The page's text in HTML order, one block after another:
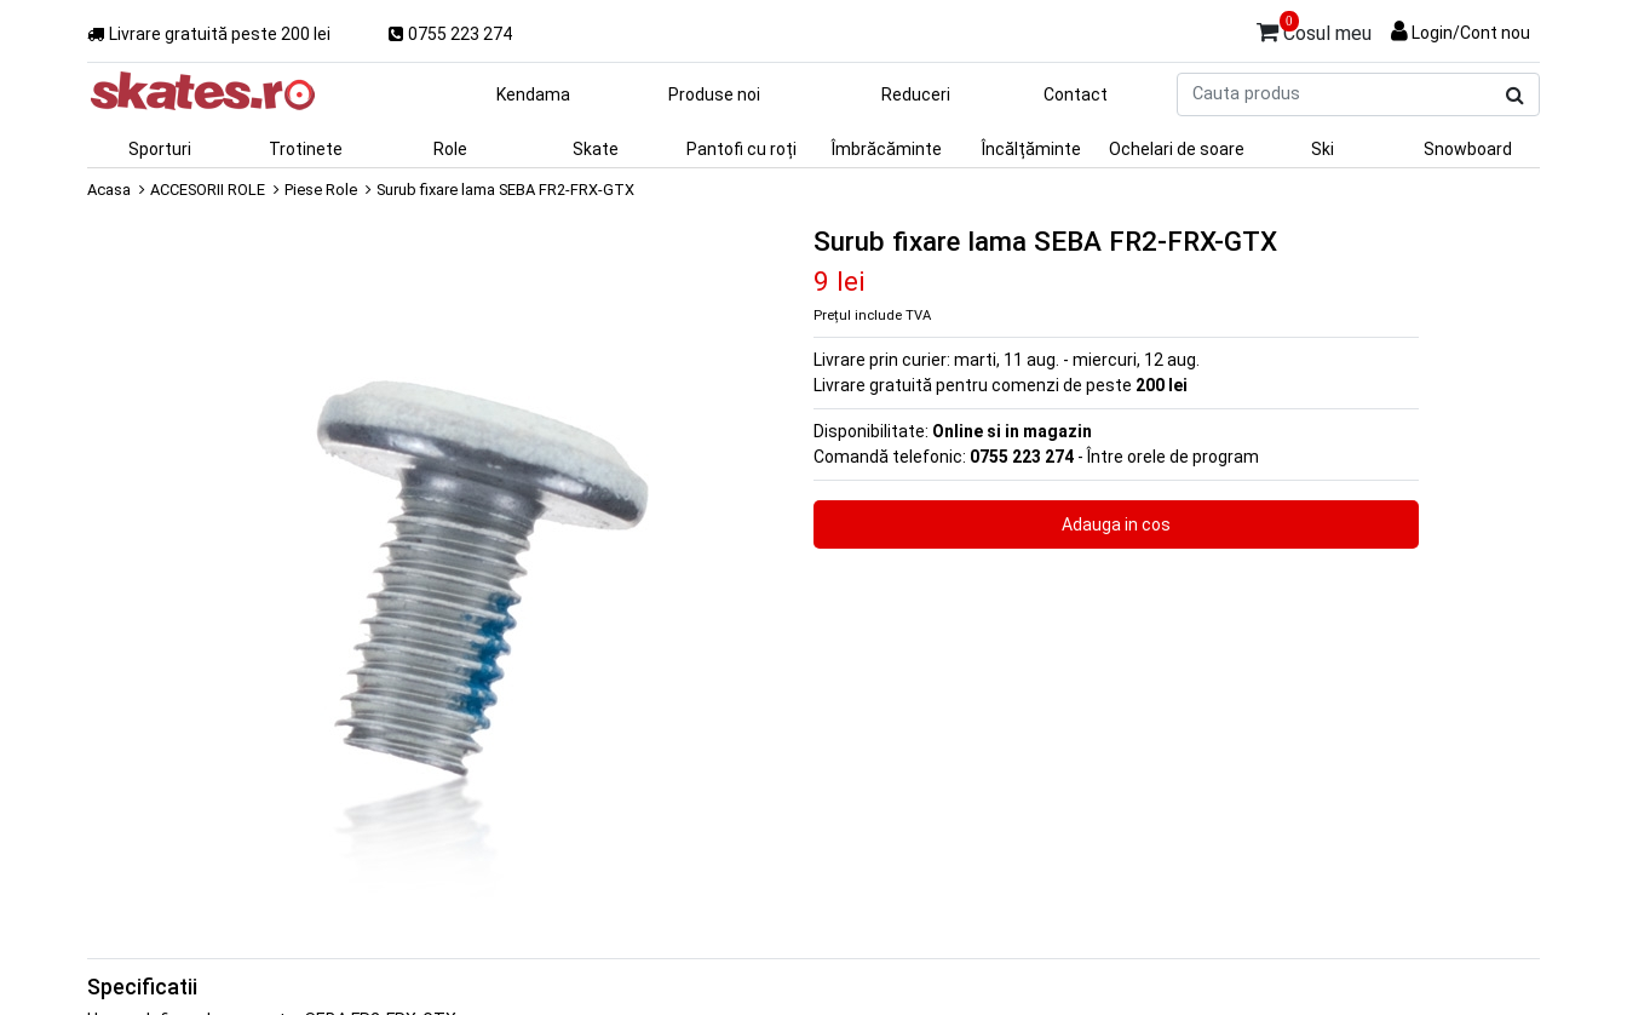
Livrare gratuită peste 200 lei 0755 223 274
0
Cosul meu Login/Cont nou
produs
Kendama Produse noi Reduceri Contact
Sporturi Trotinete Role Skate Pantofi cu roți Îmbrăcăminte Încălțăminte Ochelari de soare Ski Snowboard
Acasa ACCESORII ROLE Piese Role Surub fixare lama SEBA FR2-FRX-GTX
Surub fixare lama SEBA FR2-FRX-GTX
9 lei
Prețul include TVA
Livrare prin curier: marti, 11 aug. - miercuri, 12 aug.
Livrare gratuită pentru comenzi de peste 200 lei
Disponibilitate: Online si in magazin
Comandă telefonic: 0755 223 274 - Între orele de program
Specificatii